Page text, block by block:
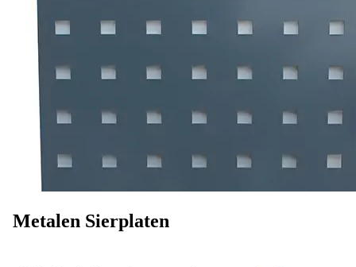
Metalen Sierplaten